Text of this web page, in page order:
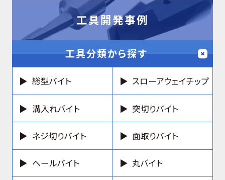
工具開発事例
工具分類から探す
総型バイト スローアウェイチップ
溝入れバイト 突切りバイト
ネジ切りバイト 面取りバイト
ヘールバイト 丸バイト